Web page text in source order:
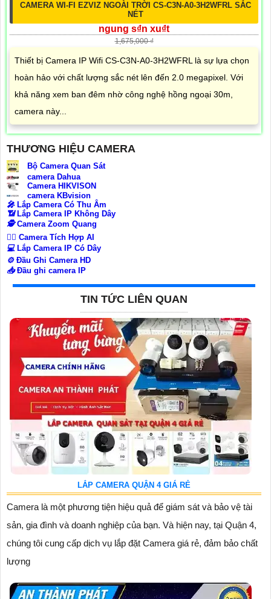
CAMERA WI-FI EZVIZ NGOÀI TRỜI CS-C3N-A0-3H2WFRL SẮC
NÉT
ngung s₫n xu₫t
1,675,000 ₫
Thiết bị Camera IP Wifi CS-C3N-A0-3H2WFRL là sự lựa chọn
hoàn hảo với chất lượng sắc nét lên đến 2.0 megapixel. Với
khả năng xem ban đêm nhờ công nghệ hồng ngoại 30m,
camera này...
THƯƠNG HIỆU CAMERA
Bộ Camera Quan Sát
camera Dahua
Camera HIKVISON
camera KBvision
️🎤️ Lắp Camera Có Thu Âm
📶 Lắp Camera IP Không Dây
🕵️Camera Zoom Quang
🧛‍♀️ Camera Tích Hợp AI
💻Lắp Camera IP Có Dây
⚙️Đầu Ghi Camera HD
📥Đầu ghi camera IP
TIN TỨC LIÊN QUAN
LẮP CAMERA QUẬN 4 GIÁ RẺ
Camera là một phương tiện hiệu quả để giám sát và bảo vệ tài
sản, gia đình và doanh nghiệp của bạn. Và hiện nay, tại Quận 4,
chúng tôi cung cấp dịch vụ lắp đặt Camera giá rẻ, đảm bảo chất
lượng